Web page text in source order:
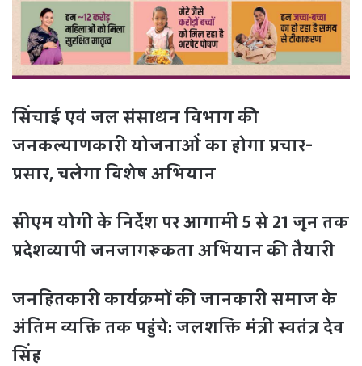
सिंचाई एवं जल संसाधन विभाग की
जनकल्याणकारी योजनाओं का होगा प्रचार-
प्रसार, चलेगा विशेष अभियान
सीएम योगी के निर्देश पर आगामी 5 से 21 जून तक
प्रदेशव्यापी जनजागरूकता अभियान की तैयारी
जनहितकारी कार्यक्रमों की जानकारी समाज के
अंतिम व्यक्ति तक पहुंचे: जलशक्ति मंत्री स्वतंत्र देव
सिंह